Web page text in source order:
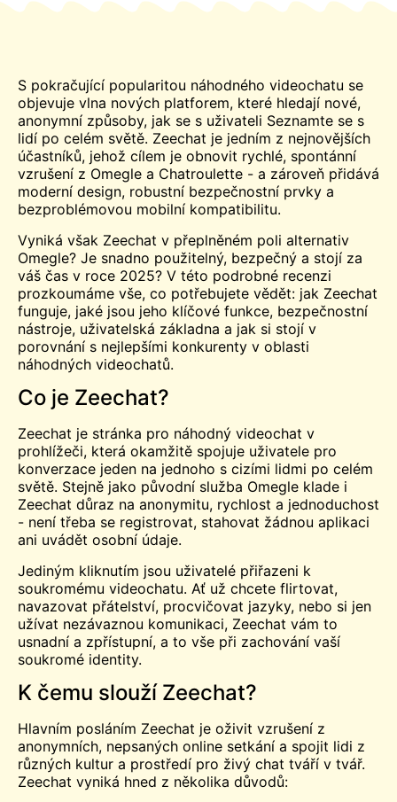
S pokračující popularitou náhodného videochatu se
objevuje vlna nových platforem, které hledají nové,
anonymní způsoby, jak se s uživateli Seznamte se s
lidí po celém světě. Zeechat je jedním z nejnovějších
účastníků, jehož cílem je obnovit rychlé, spontánní
vzrušení z Omegle a Chatroulette - a zároveň přidává
moderní design, robustní bezpečnostní prvky a
bezproblémovou mobilní kompatibilitu.
Vyniká však Zeechat v přeplněném poli alternativ
Omegle? Je snadno použitelný, bezpečný a stojí za
váš čas v roce 2025? V této podrobné recenzi
prozkoumáme vše, co potřebujete vědět: jak Zeechat
funguje, jaké jsou jeho klíčové funkce, bezpečnostní
nástroje, uživatelská základna a jak si stojí v
porovnání s nejlepšími konkurenty v oblasti
náhodných videochatů.
Co je Zeechat?
Zeechat je stránka pro náhodný videochat v
prohlížeči, která okamžitě spojuje uživatele pro
konverzace jeden na jednoho s cizími lidmi po celém
světě. Stejně jako původní služba Omegle klade i
Zeechat důraz na anonymitu, rychlost a jednoduchost
- není třeba se registrovat, stahovat žádnou aplikaci
ani uvádět osobní údaje.
Jediným kliknutím jsou uživatelé přiřazeni k
soukromému videochatu. Ať už chcete flirtovat,
navazovat přátelství, procvičovat jazyky, nebo si jen
užívat nezávaznou komunikaci, Zeechat vám to
usnadní a zpřístupní, a to vše při zachování vaší
soukromé identity.
K čemu slouží Zeechat?
Hlavním posláním Zeechat je oživit vzrušení z
anonymních, nepsaných online setkání a spojit lidi z
různých kultur a prostředí pro živý chat tváří v tvář.
Zeechat vyniká hned z několika důvodů: